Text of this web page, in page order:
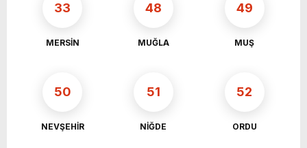
33
MERSİN
48
MUĞLA
49
MUŞ
50
NEVŞEHİR
51
NİĞDE
52
ORDU